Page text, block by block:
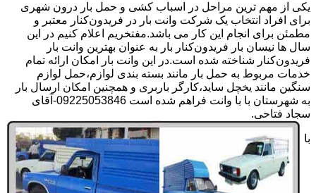
یکی از مهم ترین مراحل در اسباب کشی و حمل بار درون شهری
برای افراد انتخاب یک شرکت وانت بار در فریدون‌کنار معتبر و
مطمئن برای انجام این کار می باشد.مفتخریم اعلام کنیم در این
سال ها نیسان بار فریدون‌کنار بار به عنوان بهترین وانت بار
فریدون‌کنار شناخته شده است.در این وانت بار امکان ارائه تمام
خدمات مربوط به حمل بار مانند بسته بندی لوازم،حمل لوازم
سنگین مانند یخچل ساید،کارگر باربری و همچنین امکان ارسال بار
به شهرستان با با وانت فراهم شده است 09225053846-آقای
سجاد فتاحی.
با